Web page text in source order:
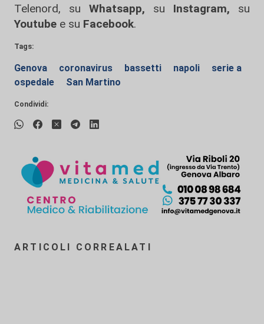
Telenord, su Whatsapp, su Instagram, su
Youtube e su Facebook.
Tags:
Genova coronavirus bassetti napoli
serie a
ospedale
San Martino
Condividi:
ARTICOLI CORREALATI